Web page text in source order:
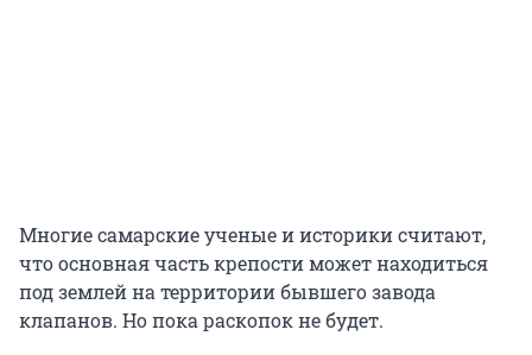
Многие самарские ученые и историки считают,
что основная часть крепости может находиться
под землей на территории бывшего завода
клапанов. Но пока раскопок не будет.